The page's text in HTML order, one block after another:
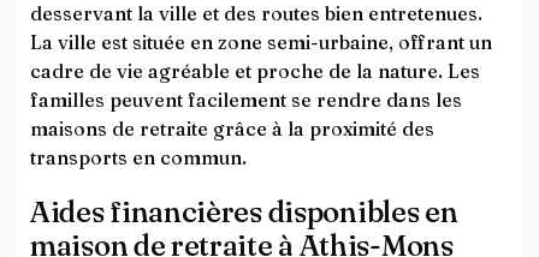
desservant la ville et des routes bien entretenues.
La ville est située en zone semi-urbaine, offrant un
cadre de vie agréable et proche de la nature. Les
familles peuvent facilement se rendre dans les
maisons de retraite grâce à la proximité des
transports en commun.
Aides financières disponibles en
maison de retraite à Athis-Mons